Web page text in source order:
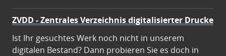
ZVDD - Zentrales Verzeichnis digitalisierter Drucke
Ist Ihr gesuchtes Werk noch nicht in unserem
digitalen Bestand? Dann probieren Sie es doch in